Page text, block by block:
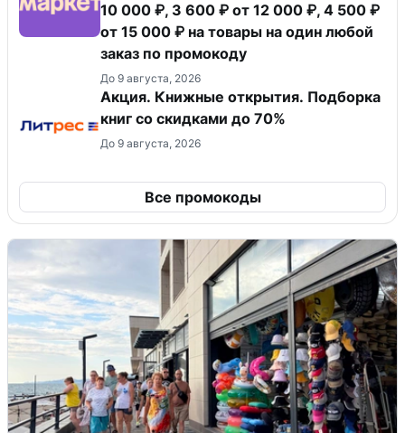
10 000 ₽, 3 600 ₽ от 12 000 ₽, 4 500 ₽
от 15 000 ₽ на товары на один любой
заказ по промокоду
До 9 августа, 2026
Акция. Книжные открытия. Подборка
книг со скидками до 70%
До 9 августа, 2026
Все промокоды